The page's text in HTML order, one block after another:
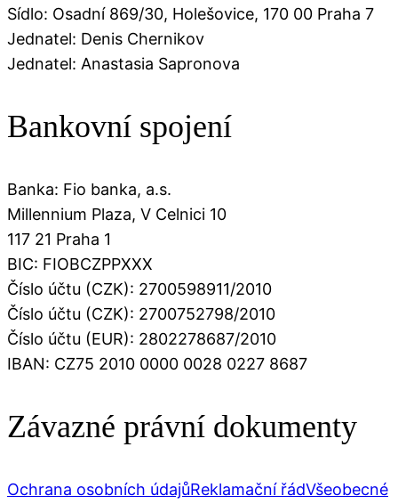
Sídlo: Osadní 869/30, Holešovice, 170 00 Praha 7
Jednatel: Denis Chernikov
Jednatel: Anastasia Sapronova
Bankovní spojení
Banka: Fio banka, a.s.
Millennium Plaza, V Celnici 10
117 21 Praha 1
BIC: FIOBCZPPXXX
Číslo účtu (CZK): 2700598911/2010
Číslo účtu (CZK): 2700752798/2010
Číslo účtu (EUR): 2802278687/2010
IBAN: CZ75 2010 0000 0028 0227 8687
Závazné právní dokumenty
Ochrana osobních údajůReklamační řádVšeobecné